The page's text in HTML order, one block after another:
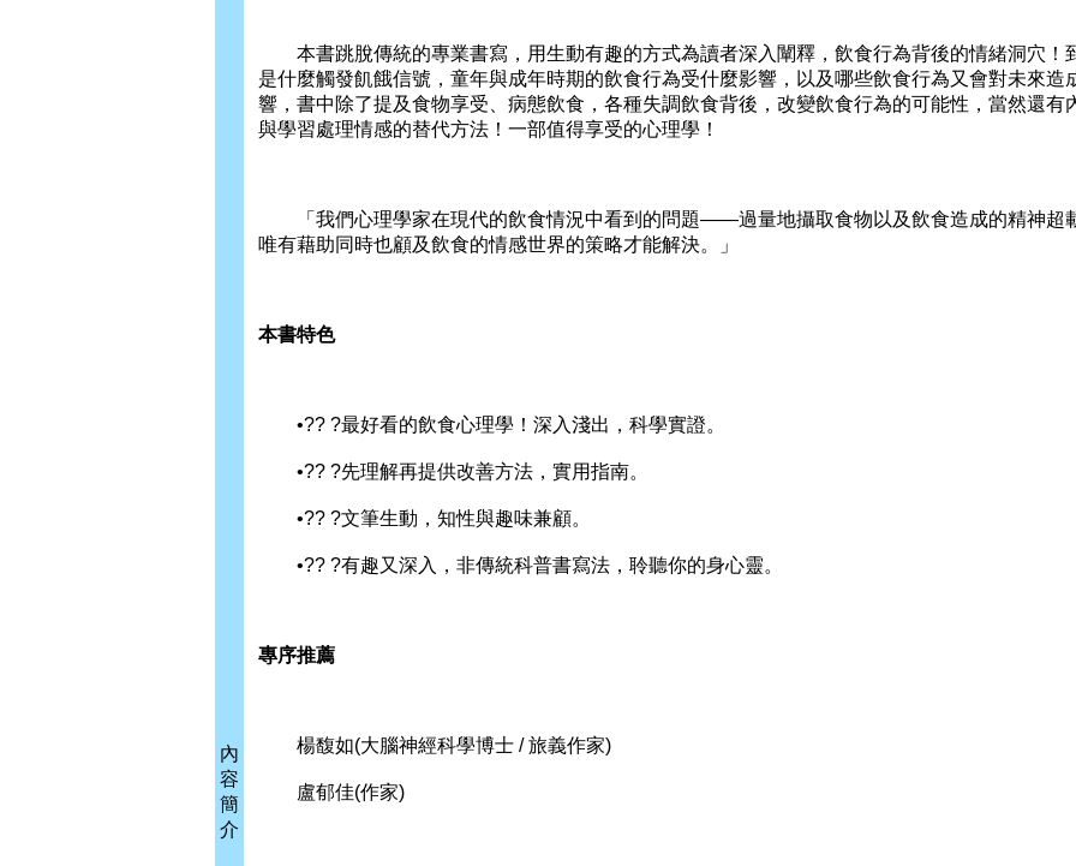
內
容
簡
介
本書跳脫傳統的專業書寫，用生動有趣的方式為讀者深入闡釋，飲食行為背後的情緒洞穴！
是什麼觸發飢餓信號，童年與成年時期的飲食行為受什麼影響，以及哪些飲食行為又會對未來造
響，書中除了提及食物享受、病態飲食，各種失調飲食背後，改變飲食行為的可能性，當然還有
與學習處理情感的替代方法！一部值得享受的心理學！
「我們心理學家在現代的飲食情況中看到的問題——過量地攝取食物以及飲食造成的精神超
唯有藉助同時也顧及飲食的情感世界的策略才能解決。」
本書特色
•?? ?最好看的飲食心理學！深入淺出，科學實證。
•?? ?先理解再提供改善方法，實用指南。
•?? ?文筆生動，知性與趣味兼顧。
•?? ?有趣又深入，非傳統科普書寫法，聆聽你的身心靈。
專序推薦
楊馥如(大腦神經科學博士 / 旅義作家)
盧郁佳(作家)